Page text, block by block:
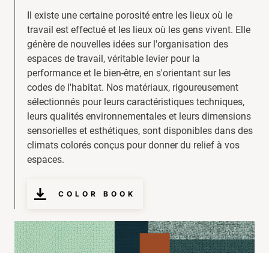
Il existe une certaine porosité entre les lieux où le
travail est effectué et les lieux où les gens vivent. Elle
génère de nouvelles idées sur l'organisation des
espaces de travail, véritable levier pour la
performance et le bien-être, en s'orientant sur les
codes de l'habitat. Nos matériaux, rigoureusement
sélectionnés pour leurs caractéristiques techniques,
leurs qualités environnementales et leurs dimensions
sensorielles et esthétiques, sont disponibles dans des
climats colorés conçus pour donner du relief à vos
espaces.
COLOR BOOK